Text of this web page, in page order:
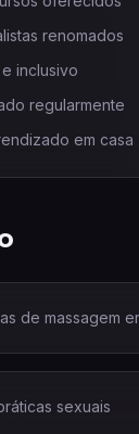
renomados
inclusivo
regularmente
em casa
de massagem
sexuais